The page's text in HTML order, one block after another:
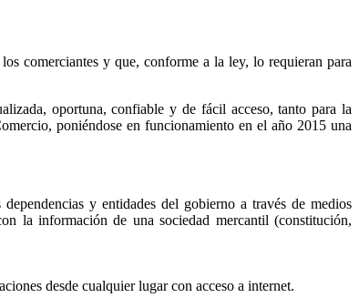
comerciantes y que, conforme a la ley, lo requieran para
oportuna, confiable y de fácil acceso, tanto para la
poniéndose en funcionamiento en el año 2015 una
y entidades del gobierno a través de medios
la información de una sociedad mercantil (constitución,
desde cualquier lugar con acceso a internet.